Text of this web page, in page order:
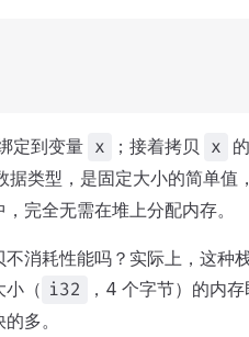
定到变量 x ；接着拷贝 x
据类型，是固定大小的简单
完全无需在堆上分配内存。
消耗性能吗？实际上，这种
小（ i32
，4 个字节）的内
多。